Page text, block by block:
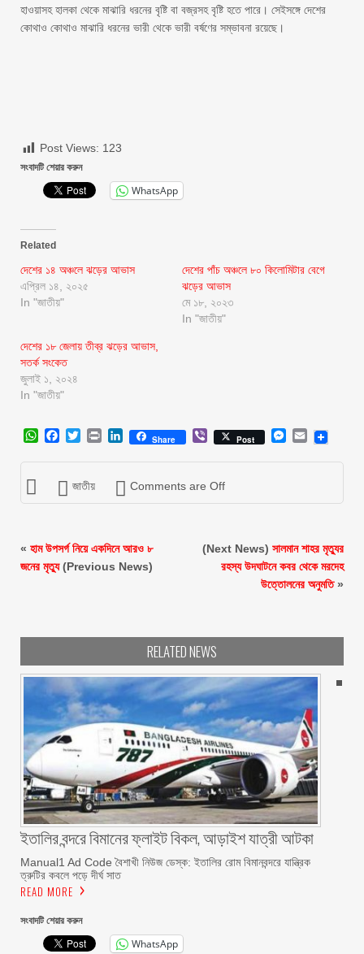
হাওয়াসহ হালকা থেকে মাঝারি ধরনের বৃষ্টি বা বজ্রসহ বৃষ্টি হতে পারে। সেইসঙ্গে দেশের
কোথাও কোথাও মাঝারি ধরনের ভারী থেকে ভারী বর্ষণের সম্ভাবনা রয়েছে।
Post Views: 123
সংবাদটি শেয়ার করুন
WhatsApp
Related
দেশের ১৪ অঞ্চলে ঝড়ের আভাস
এপ্রিল ১৪, ২০২৫
In "জাতীয়"
দেশের পাঁচ অঞ্চলে ৮০ কিলোমিটার বেগে
ঝড়ের আভাস
মে ১৮, ২০২৩
In "জাতীয়"
দেশের ১৮ জেলায় তীব্র ঝড়ের আভাস,
সতর্ক সংকেত
জুলাই ১, ২০২৪
In "জাতীয়"
WhatsApp
Facebook
Twitter
Print LinkedIn
Share ViberPost Messenger
Email
জাতীয় Comments are Off
« হাম উপসর্গ নিয়ে একদিনে আরও ৮
জনের মৃত্যু(Previous News)
(Next News) সালমান শাহর মৃত্যুর
রহস্য উদঘাটনে কবর থেকে মরদেহ
উত্তোলনের অনুমতি»
RELATED NEWS
ইতালির বন্দরে বিমানের ফ্লাইট বিকল, আড়াইশ যাত্রী আটকা
Manual1 Ad Code বৈশাখী নিউজ ডেস্ক: ইতালির রোম বিমানবন্দরে যান্ত্রিক
ত্রুটির কবলে পড়ে দীর্ঘ সাত
READ MORE
সংবাদটি শেয়ার করুন
WhatsApp